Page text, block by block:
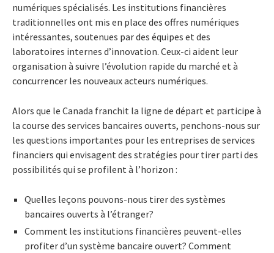
numériques spécialisés. Les institutions financières
traditionnelles ont mis en place des offres numériques
intéressantes, soutenues par des équipes et des
laboratoires internes d’innovation. Ceux-ci aident leur
organisation à suivre l’évolution rapide du marché et à
concurrencer les nouveaux acteurs numériques.
Alors que le Canada franchit la ligne de départ et participe à
la course des services bancaires ouverts, penchons-nous sur
les questions importantes pour les entreprises de services
financiers qui envisagent des stratégies pour tirer parti des
possibilités qui se profilent à l’horizon :
Quelles leçons pouvons-nous tirer des systèmes
bancaires ouverts à l’étranger?
Comment les institutions financières peuvent-elles
profiter d’un système bancaire ouvert? Comment